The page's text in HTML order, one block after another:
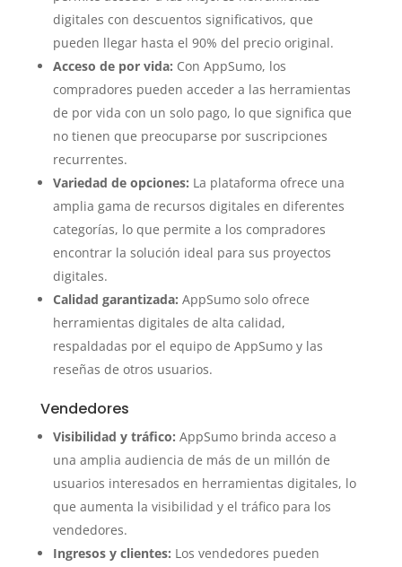
digitales con descuentos significativos, que
pueden llegar hasta el 90% del precio original.
Acceso de por vida: Con AppSumo, los
compradores pueden acceder a las herramientas
de por vida con un solo pago, lo que significa que
no tienen que preocuparse por suscripciones
recurrentes.
Variedad de opciones: La plataforma ofrece una
amplia gama de recursos digitales en diferentes
categorías, lo que permite a los compradores
encontrar la solución ideal para sus proyectos
digitales.
Calidad garantizada: AppSumo solo ofrece
herramientas digitales de alta calidad,
respaldadas por el equipo de AppSumo y las
reseñas de otros usuarios.
Vendedores
Visibilidad y tráfico: AppSumo brinda acceso a
una amplia audiencia de más de un millón de
usuarios interesados en herramientas digitales, lo
que aumenta la visibilidad y el tráfico para los
vendedores.
Ingresos y clientes: Los vendedores pueden